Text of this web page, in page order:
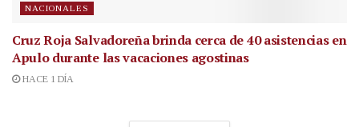
NACIONALES
Cruz Roja Salvadoreña brinda cerca de 40 asistencias en
Apulo durante las vacaciones agostinas
HACE 1 DÍA